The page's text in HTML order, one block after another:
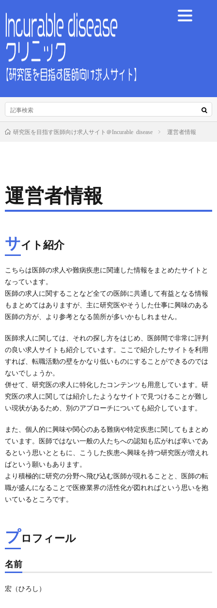
研究医を目指す医師向け求人サイト＠Incurable disease 運営者情報
運営者情報
サイト紹介
こちらは医師の求人や難病疾患に関連した情報をまとめたサイトと
なっています。
医師の求人に関することなど全ての医師に共通して有益となる情報
もまとめてはありますが、主に研究医やそうした仕事に興味のある
医師の方が、より参考となる箇所が多いかもしれません。
医師求人に関しては、それの探し方をはじめ、医師間で非常に評判
の良い求人サイトも紹介しています。ここで紹介したサイトを利用
すれば、転職活動の壁をかなり低いものにすることができるのでは
ないでしょうか。
併せて、研究医の求人に特化したコンテンツも用意しています。研
究医の求人に関しては紹介したようなサイトで見つけることが難し
い現状があるため、別のアプローチについても紹介しています。
また、個人的に興味や関心のある難病や特定疾患に関してもまとめ
ています。医師ではない一般の人たちへの認知も広がれば幸いであ
るという思いとともに、こうした疾患へ興味を持つ研究医が増えれ
ばという願いもあります。
より積極的に研究の分野へ飛び込む医師が現れることと、医師の転
職が盛んになることで医療業界の活性化が図れればという思いを抱
いているところです。
プロフィール
名前
宏（ひろし）